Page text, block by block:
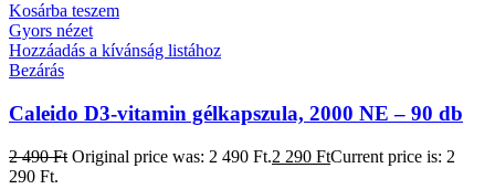
Kosárba teszem
Gyors nézet
Hozzáadás a kívánság listához
Bezárás
Caleido D3-vitamin gélkapszula, 2000 NE – 90 db
2 490Ft Original price was: 2 490 Ft.2 290 FtCurrent price is: 2
290 Ft.